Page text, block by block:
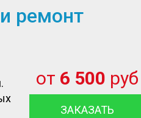
ремонт
от 6 500 руб
ЗАКАЗАТЬ